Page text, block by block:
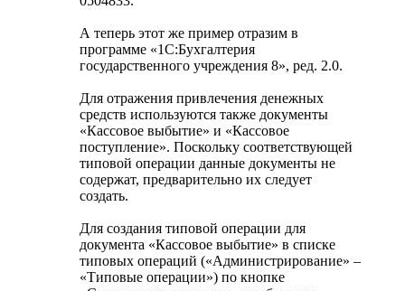
А теперь этот же пример отразим в
программе «1С:Бухгалтерия
государственного учреждения 8», ред. 2.0.
Для отражения привлечения денежных
средств используются также документы
«Кассовое выбытие» и «Кассовое
поступление». Поскольку соответствующей
типовой операции данные документы не
содержат, предварительно их следует
создать.
Для создания типовой операции для
документа «Кассовое выбытие» в списке
типовых операций («Администрирование» –
«Типовые операции») по кнопке